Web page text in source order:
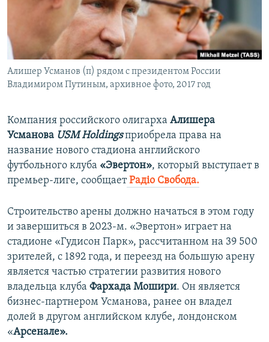
ПОБЕДИТЕЛЕЙ НЕ СУДЯТ?
КРЫМ.НЕПОКОРЕННЫЙ
ELIFBE
УКРАИНСКАЯ ПРОБЛЕМА КРЫМА
ПРИСОЕДИНЯЙТЕСЬ!
Все сайты RFE/RL
Алишер Усманов (п) рядом с президентом России
Владимиром Путиным, архивное фото, 2017 год
Компания российского олигарха Алишера
Усманова USM Holdingsприобрела права на
название нового стадиона английского
футбольного клуба «Эвертон», который выступает в
премьер-лиге, сообщаетРадіо Свобода.
Строительство арены должно начаться в этом году
и завершиться в 2023-м. «Эвертон» играет на
стадионе «Гудисон Парк», рассчитанном на 39 500
зрителей, с 1892 года, и переезд на большую арену
является частью стратегии развития нового
владельца клуба Фархада Мошири. Он является
бизнес-партнером Усманова, ранее он владел
долей в другом английском клубе, лондонском
«Арсенале».